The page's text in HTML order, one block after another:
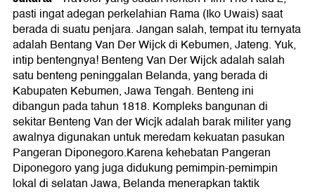
pasti ingat adegan perkelahian Rama (Iko Uwais) saat
berada di suatu penjara. Jangan salah, tempat itu ternyata
adalah Bentang Van Der Wijck di Kebumen, Jateng. Yuk,
intip bentengnya! Benteng Van Der Wijck adalah salah
satu benteng peninggalan Belanda, yang berada di
Kabupaten Kebumen, Jawa Tengah. Benteng ini
dibangun pada tahun 1818. Kompleks bangunan di
sekitar Benteng Van der Wicjk adalah barak militer yang
awalnya digunakan untuk meredam kekuatan pasukan
Pangeran Diponegoro.Karena kehebatan Pangeran
Diponegoro yang juga didukung pemimpin-pemimpin
lokal di selatan Jawa, Belanda menerapkan taktik